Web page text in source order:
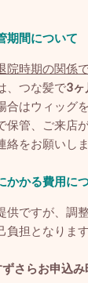
期間について
院時期の関係
、つな髪で3ヶ
合はウィッグ
保管、ご来店
をお願いしま
かかる費用に
供ですが、調
担となります
ずさらお申込